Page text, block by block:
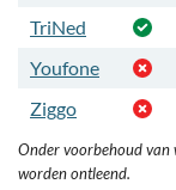
TriNed
Youfone
Ziggo
Onder voorbehoud van
worden ontleend.